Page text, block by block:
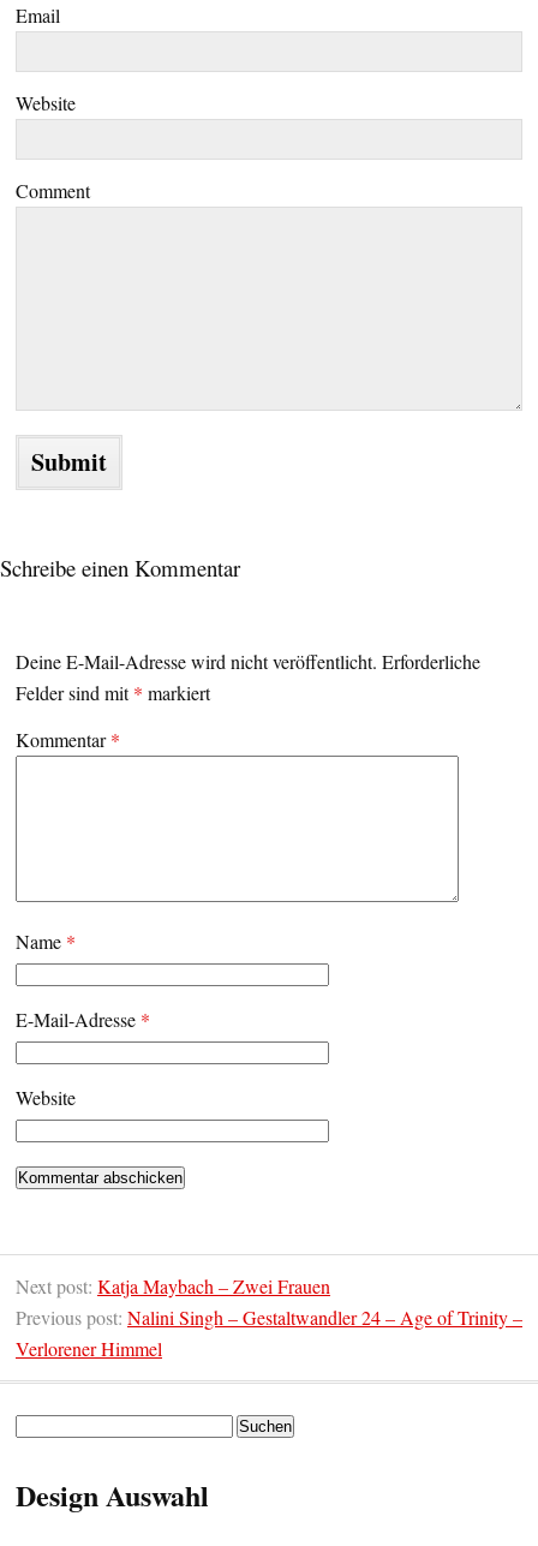
Email
Website
Comment
Schreibe einen Kommentar
Deine E-Mail-Adresse wird nicht veröffentlicht. Erforderliche
Felder sind mit* markiert
Kommentar*
Name *
E-Mail-Adresse *
Website
Next post: Katja Maybach – Zwei Frauen
Previous post: Nalini Singh – Gestaltwandler 24 – Age of Trinity –
Verlorener Himmel
Design Auswahl